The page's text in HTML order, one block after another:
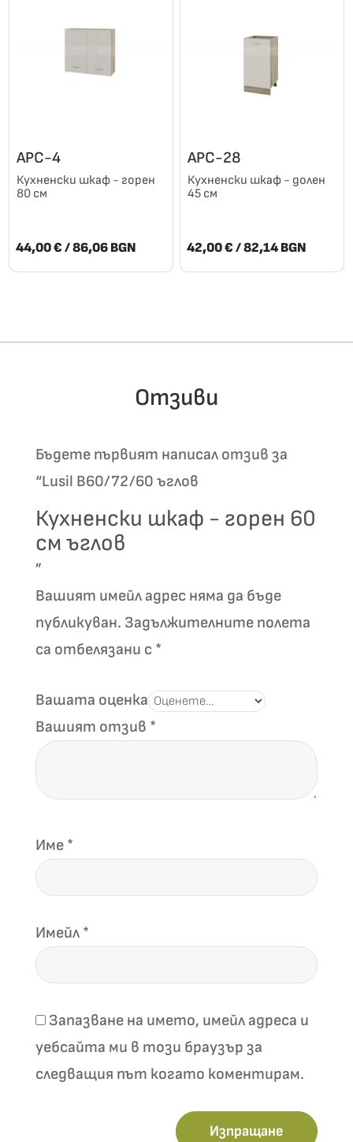
АРС-4
Кухненски шкаф - горен
80 см
44,00€ / 86,06 BGN
АРС-28
Кухненски шкаф - долен
45 см
42,00€ / 82,14 BGN
Отзиви
Бъдете първият написал отзив за
“Lusil B60/72/60 ъглов
Кухненски шкаф - горен 60
см ъглов
”
Вашият имейл адрес няма да бъде
публикуван. Задължителните полета
са отбелязани с *
Вашата оценка
Вашият отзив *
Име *
Имейл *
Запазване на името, имейл адреса и
уебсайта ми в този браузър за
следващия път когато коментирам.
Изпращане